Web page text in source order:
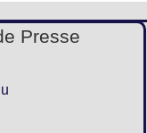
Presse